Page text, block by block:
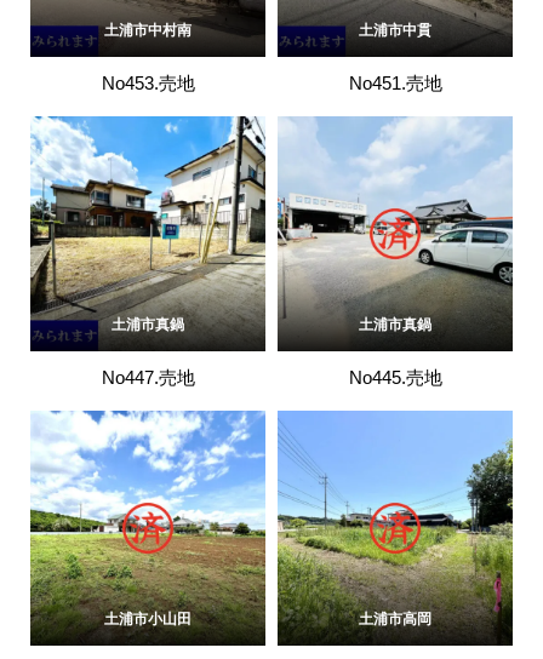
土浦市中村南
No453.売地
土浦市中貫
No451.売地
土浦市真鍋
No447.売地
土浦市真鍋
No445.売地
土浦市小山田 土浦市高岡